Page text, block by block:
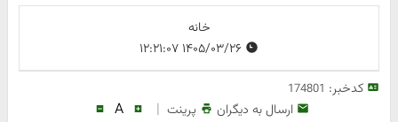
خانه
کدخبر: 174801
ارسال به دیگران پرینت |
A